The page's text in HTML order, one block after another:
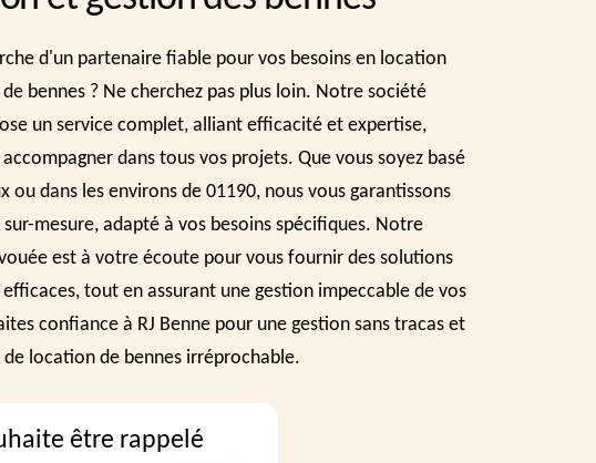
d'un partenaire fiable pour vos besoins en location
bennes ? Ne cherchez pas plus loin. Notre société
un service complet, alliant efficacité et expertise,
dans tous vos projets. Que vous soyez basé
ou dans les environs de 01190, nous vous garantissons
sur-mesure, adapté à vos besoins spécifiques. Notre
est à votre écoute pour vous fournir des solutions
tout en assurant une gestion impeccable de vos
confiance à RJ Benne pour une gestion sans tracas et
de location de bennes irréprochable.
être rappelé